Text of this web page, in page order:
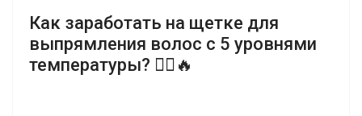
Как заработать на щетке для
выпрямления волос с 5 уровнями
температуры? 💇‍♀️🔥